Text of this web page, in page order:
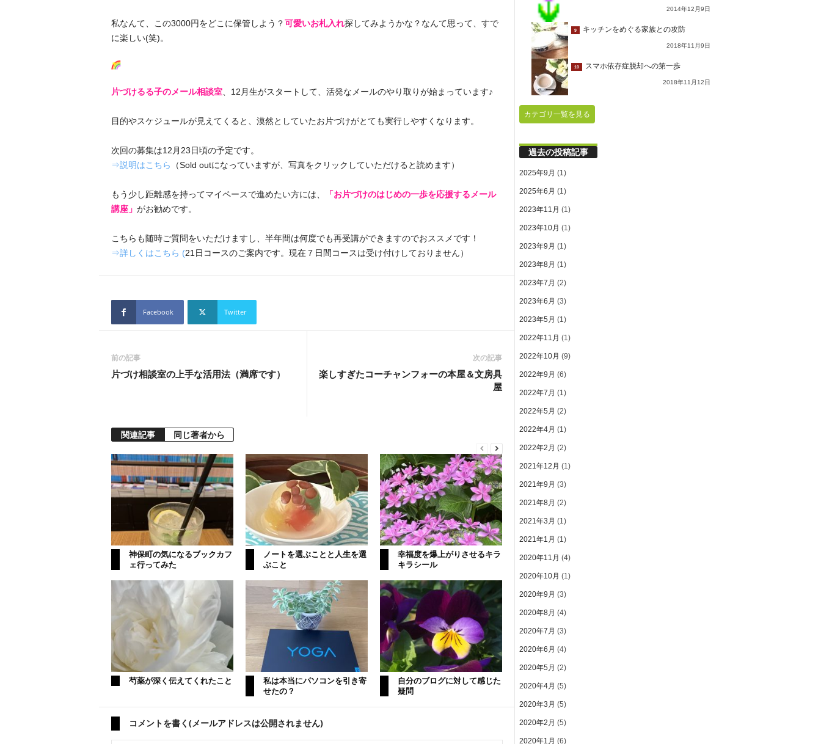
私なんて、この3000円をどこに保管しよう？可愛いお札入れ探してみようかな？なんて思って、すで
に楽しい(笑)。
片づけるる子のメール相談室、12月生がスタートして、活発なメールのやり取りが始まっています♪
目的やスケジュールが見えてくると、漠然としていたお片づけがとても実行しやすくなります。
次回の募集は12月23日頃の予定です。
⇒説明はこちら （Sold outになっていますが、写真をクリックしていただけると読めます）
もう少し距離感を持ってマイペースで進めたい方には、
「お片づけのはじめの一歩を応援するメール
講座」 がお勧めです。
こちらも随時ご質問をいただけますし、半年間は何度でも再受講ができますのでおススメです！
⇒詳しくはこちら (21日コースのご案内です。現在７日間コースは受け付けしておりません）
Facebook Twitter
前の記事
片づけ相談室の上手な活用法（満席です）
次の記事
楽しすぎたコーチャンフォーの本屋＆文房具
屋
関連記事 同じ著者から
神保町の気になるブックカフ
ェ行ってみた
ノートを選ぶことと人生を選
ぶこと
幸福度を爆上がりさせるキラ
キラシール
芍薬が深く伝えてくれたこと
私は本当にパソコンを引き寄
せたの？
自分のブログに対して感じた
疑問
コメントを書く(メールアドレスは公開されません)
2014年12月9日
9 キッチンをめぐる家族との攻防
2018年11月9日
10 スマホ依存症脱却への第一歩
2018年11月12日
カテゴリ一覧を見る
過去の投稿記事
2025年9月 (1)
2025年6月 (1)
2023年11月 (1)
2023年10月 (1)
2023年9月 (1)
2023年8月 (1)
2023年7月 (2)
2023年6月 (3)
2023年5月 (1)
2022年11月 (1)
2022年10月 (9)
2022年9月 (6)
2022年7月 (1)
2022年5月 (2)
2022年4月 (1)
2022年2月 (2)
2021年12月 (1)
2021年9月 (3)
2021年8月 (2)
2021年3月 (1)
2021年1月 (1)
2020年11月 (4)
2020年10月 (1)
2020年9月 (3)
2020年8月 (4)
2020年7月 (3)
2020年6月 (4)
2020年5月 (2)
2020年4月 (5)
2020年3月 (5)
2020年2月 (5)
2020年1月 (6)